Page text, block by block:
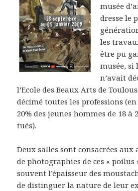
musée
dresse le
les
être pu
musée, si
n’avait
l’Ecole des Beaux Arts de
décimé toutes les professions
20% des jeunes hommes de 18 à
tués).
Deux salles sont consacrées aux
de photographies de ces « poilus
souvent l’épaisseur des
de distinguer la nature de leur